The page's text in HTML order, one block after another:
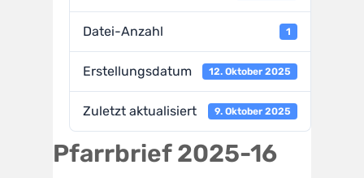
Datei-Anzahl 1
Erstellungsdatum 12. Oktober 2025
Zuletzt aktualisiert 9. Oktober 2025
Pfarrbrief 2025-16